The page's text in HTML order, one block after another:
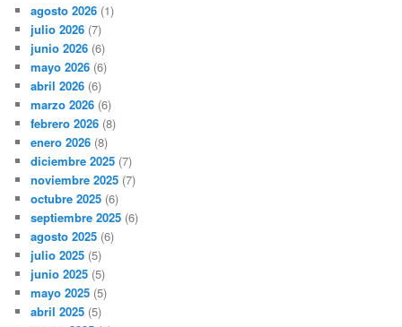
agosto 2026 (1)
julio 2026 (7)
junio 2026 (6)
mayo 2026 (6)
abril 2026 (6)
marzo 2026 (6)
febrero 2026 (8)
enero 2026 (8)
diciembre 2025 (7)
noviembre 2025 (7)
octubre 2025 (6)
septiembre 2025 (6)
agosto 2025 (6)
julio 2025 (5)
junio 2025 (5)
mayo 2025 (5)
abril 2025 (5)